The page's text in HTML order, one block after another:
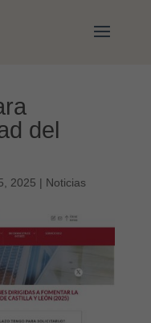
del
2025 | Noticias